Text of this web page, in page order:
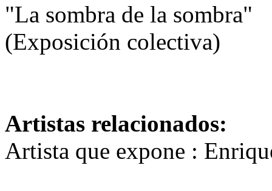
"La sombra de la sombra"
(Exposición colectiva)
Artistas relacionados:
Artista que expone :